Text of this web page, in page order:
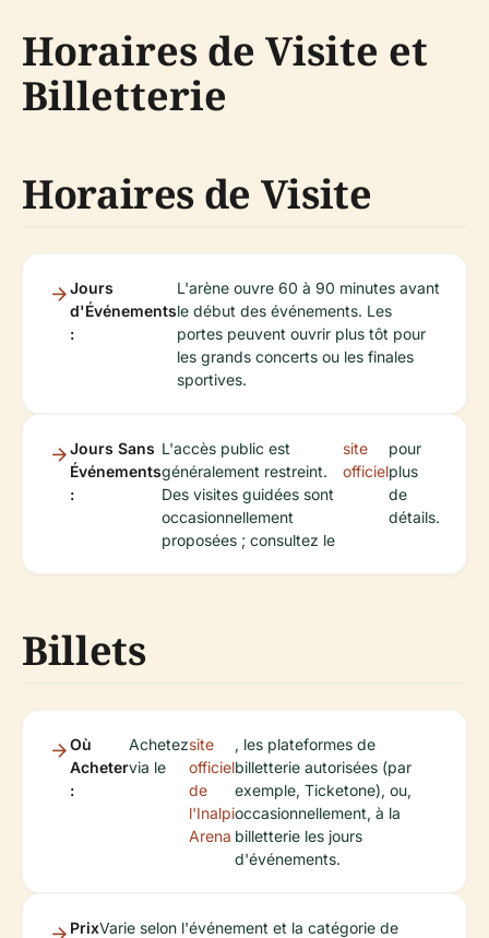
Horaires de Visite et
Billetterie
Horaires de Visite
Jours
d'Événements
:
L'arène ouvre 60 à 90 minutes avant
le début des événements. Les
portes peuvent ouvrir plus tôt pour
les grands concerts ou les finales
sportives.
Jours Sans
Événements
:
L'accès public est
généralement restreint.
Des visites guidées sont
occasionnellement
proposées ; consultez le
site
officiel
pour
plus
de
détails.
Billets
Où
Acheter
:
Achetez
via le
site
officiel
de
l'Inalpi
Arena
, les plateformes de
billetterie autorisées (par
exemple, Ticketone), ou,
occasionnellement, à la
billetterie les jours
d'événements.
PrixVarie selon l'événement et la catégorie de